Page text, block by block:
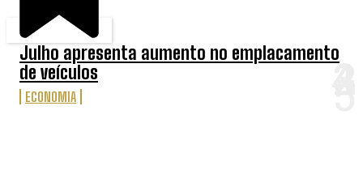
Julho apresenta aumento no emplacamento
de veículos
ECONOMIA